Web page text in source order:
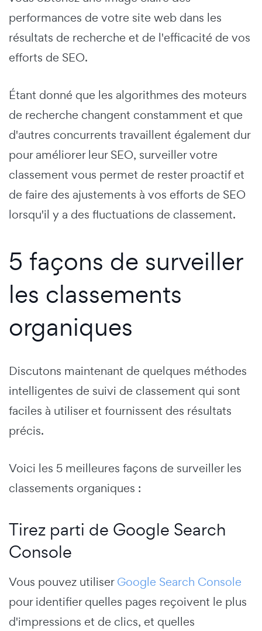
performances de votre site web dans les
résultats de recherche et de l'efficacité de vos
efforts de SEO.
Étant donné que les algorithmes des moteurs
de recherche changent constamment et que
d'autres concurrents travaillent également dur
pour améliorer leur SEO, surveiller votre
classement vous permet de rester proactif et
de faire des ajustements à vos efforts de SEO
lorsqu'il y a des fluctuations de classement.
5 façons de surveiller
les classements
organiques
Discutons maintenant de quelques méthodes
intelligentes de suivi de classement qui sont
faciles à utiliser et fournissent des résultats
précis.
Voici les 5 meilleures façons de surveiller les
classements organiques :
Tirez parti de Google Search
Console
Vous pouvez utiliserGoogle Search Console
pour identifier quelles pages reçoivent le plus
d'impressions et de clics, et quelles